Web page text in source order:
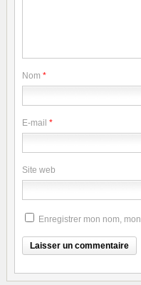
Nom *
E-mail *
Site web
Enregistrer mon nom,